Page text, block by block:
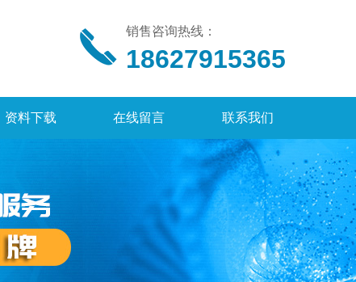
销售咨询热线：
18627915365
资料下载 在线留言 联系我们